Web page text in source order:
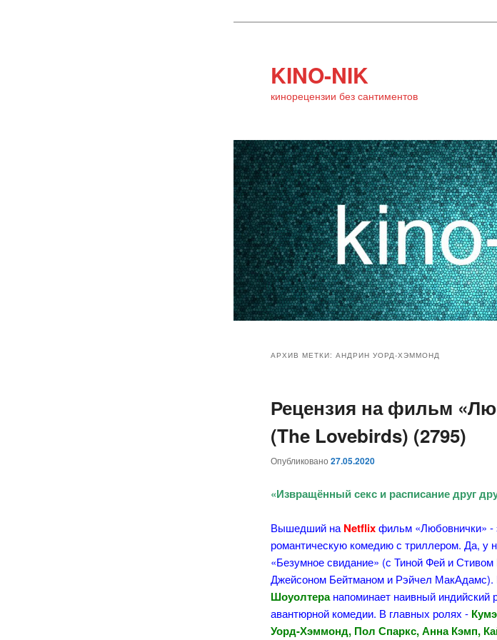
KINO-NIK
кинорецензии без сантиментов
основному
содержимому
дополнительному
содержимому
АРХИВ МЕТКИ:АНДРИН УОРД-ХЭММОНД
Рецензия на фильм
(The Lovebirds) (2795)
Опубликовано27.05.2020
«Извращённый секс и расписание друг
Вышедший на Netflix фильм «Любовнички» -
романтическую комедию с триллером. Да, у
«Безумное свидание» (с Тиной Фей и
Джейсоном Бейтманом и Рэйчел МакАдамс).
Шоуолтеранапоминает наивный индийский
авантюрной комедии. В главных ролях -
Уорд-Хэммонд, Пол Спаркс, Анна Кэмп,